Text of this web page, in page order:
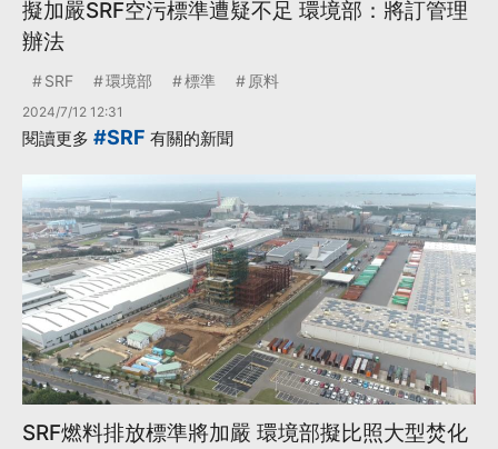
擬加嚴SRF空污標準遭疑不足 環境部：將訂管理
辦法
SRF 環境部 標準 原料
2024/7/12 12:31
閱讀更多 #SRF 有關的新聞
SRF燃料排放標準將加嚴 環境部擬比照大型焚化